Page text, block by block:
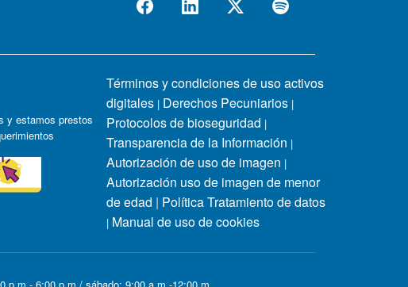
y estamos prestos
Términos y condiciones de uso activos
digitales | Derechos Pecuniarios |
Protocolos de bioseguridad |
Transparencia de la Información |
Autorización de uso de imagen |
Autorización uso de imagen de menor
de edad | Política Tratamiento de datos
| Manual de uso de cookies